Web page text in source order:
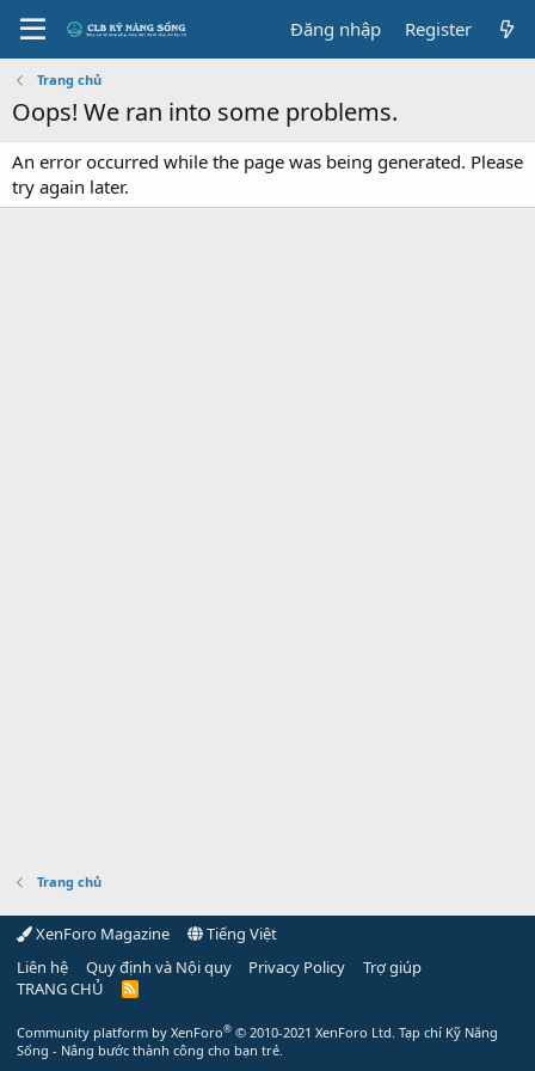
Đăng nhập Register
Trang chủ
Oops! We ran into some problems.
An error occurred while the page was being generated. Please
try again later.
Trang chủ
XenForo Magazine
Tiếng Việt
Liên hệ
Quy định và Nội quy Privacy Policy
Trợ giúp
TRANG CHỦ
R
Community platform by XenForo® © 2010-2021 XenForo Ltd. Tạp chí Kỹ Năng
Sống - Nâng bước thành công cho bạn trẻ.